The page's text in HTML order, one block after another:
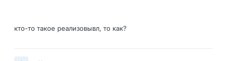
кто-то такое реализовывл, то как?